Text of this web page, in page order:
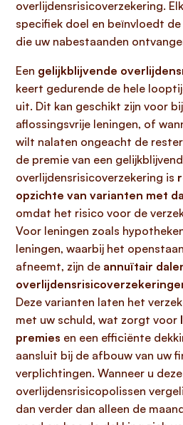
overlijdensrisicoverzekering.
specifiek doel en beïnvloedt
die uw nabestaanden
Een gelijkblijvende
keert gedurende de hele
uit. Dit kan geschikt zijn voor
aflossingsvrije leningen, of
wilt nalaten ongeacht de
de premie van een
overlijdensrisicoverzekering is
opzichte van varianten met
omdat het risico voor de
Voor leningen zoals
leningen, waarbij het
afneemt, zijn de annuïtair
Deze varianten laten het
met uw schuld, wat zorgt voor
premies en een efficiënte
aansluit bij de afbouw van uw
verplichtingen. Wanneer u
overlijdensrisicopolissen
dan verder dan alleen de